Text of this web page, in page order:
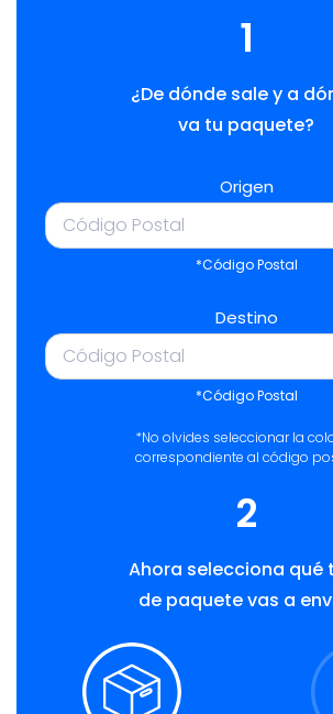
1
¿De dónde sale y a
va tu paquete?
Origen
*Código Postal
Destino
*Código Postal
*No olvides seleccionar la
correspondiente al código
2
Ahora selecciona qué
de paquete vas a